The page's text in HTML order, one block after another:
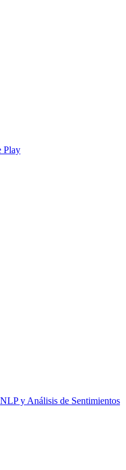
Play
NLP y Análisis de Sentimientos